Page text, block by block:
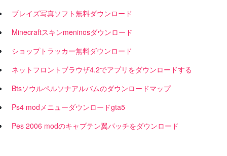
ブレイズ写真ソフト無料ダウンロード
Minecraftスキンmeninosダウンロード
ショップトラッカー無料ダウンロード
ネットフロントブラウザ4.2でアプリをダウンロードする
Btsソウルペルソナアルバムのダウンロードマップ
Ps4 modメニューダウンロードgta5
Pes 2006 modのキャプテン翼パッチをダウンロード